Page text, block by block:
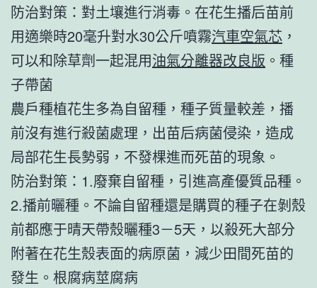
防治對策：對土壤進行消毒。在花生播后苗前
用適樂時20毫升對水30公斤噴霧汽車空氣芯 ，
可以和除草劑一起混用油氣分離器改良版 。種
子帶菌
農戶種植花生多為自留種，種子質量較差，播
前沒有進行殺菌處理，出苗后病菌侵染，造成
局部花生長勢弱，不發棵進而死苗的現象。
防治對策：1.廢棄自留種，引進高產優質品種。
2.播前曬種。不論自留種還是購買的種子在剝殼
前都應于晴天帶殼曬種3－5天，以殺死大部分
附著在花生殼表面的病原菌，減少田間死苗的
發生。根腐病莖腐病